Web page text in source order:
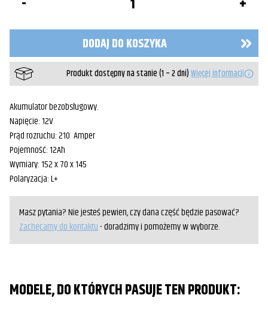
BS
210A
DODAJ DO KOSZYKA
Produkt dostępny na stanie (1 – 2 dni)Więcej informacji
Akumulator bezobsługowy.
Napięcie: 12V
Prąd rozruchu: 210 Amper
Pojemność: 12Ah
Wymiary: 152 x 70 x 145
Polaryzacja: L+
Masz pytania? Nie jesteś pewien, czy dana część będzie pasować?
Zachęcamy do kontaktu- doradzimy i pomożemy w wyborze.
MODELE, DO KTÓRYCH PASUJE TEN PRODUKT: